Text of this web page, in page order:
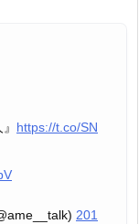
https://t.co/SN
201